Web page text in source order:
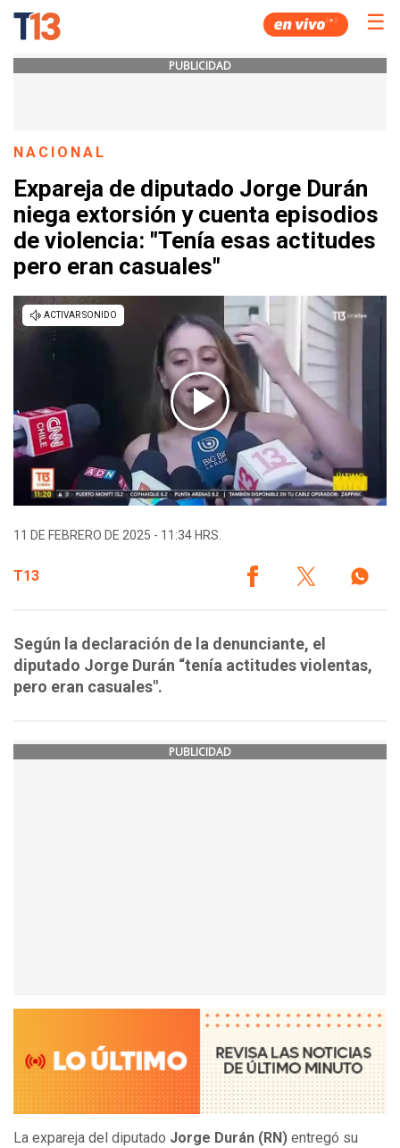
☰
PUBLICIDAD
NACIONAL
Expareja de diputado Jorge Durán
niega extorsión y cuenta episodios
de violencia: "Tenía esas actitudes
pero eran casuales"
11 DE FEBRERO DE 2025 - 11:34 HRS.
T13
Según la declaración de la denunciante, el
diputado Jorge Durán “tenía actitudes violentas,
pero eran casuales".
PUBLICIDAD
La expareja del diputado Jorge Durán (RN) entregó su